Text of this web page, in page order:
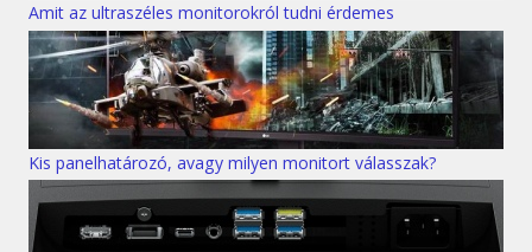
Amit az ultraszéles monitorokról tudni érdemes
Kis panelhatározó, avagy milyen monitort válasszak?